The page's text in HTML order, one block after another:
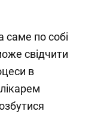
саме по собі
свідчити
в